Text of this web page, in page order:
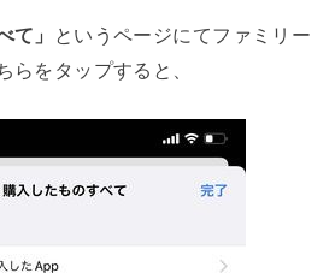
て」
というページにてファミリー
らをタップすると、